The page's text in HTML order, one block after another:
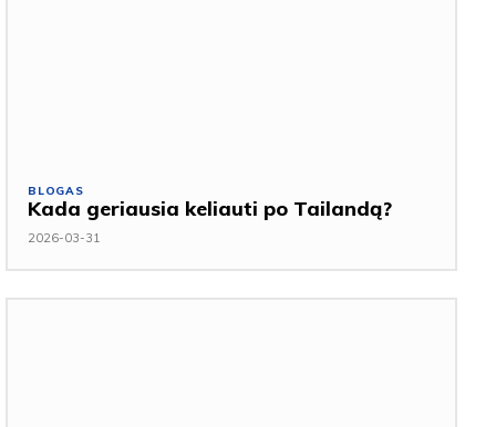
BLOGAS
Kada geriausia keliauti po Tailandą?
2026-03-31